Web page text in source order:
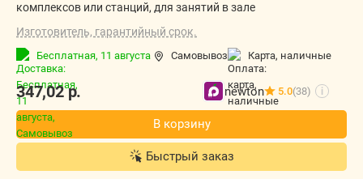
комплексов или станций, для занятий в зале
Изготовитель, гарантийный срок.
Бесплатная, 11 августа Самовывоз карта, наличные
347,02р. newton 5.0(38) i
В корзину
Быстрый заказ